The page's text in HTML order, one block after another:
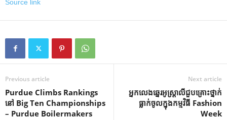
Source link
Previous article
Purdue Climbs Rankings
នៅ Big Ten Championships
– Purdue Boilermakers
Next article
អ្នក​លេង​ឆ្នេរ​អូស្ត្រាលី​ជួប​គ្រោះថ្នាក់​
ធ្លាក់​ចូល​ក្នុង​កម្មវិធី Fashion
Week